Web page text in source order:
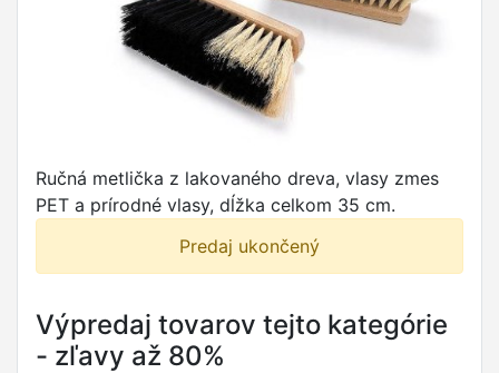
Ručná metlička z lakovaného dreva, vlasy zmes
PET a prírodné vlasy, dĺžka celkom 35 cm.
Predaj ukončený
Výpredaj tovarov tejto kategórie
- zľavy až 80%